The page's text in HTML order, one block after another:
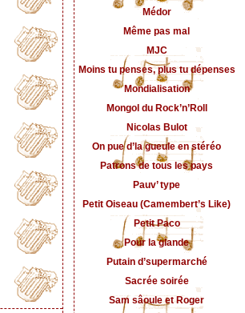
Médor
Même pas mal
MJC
Moins tu penses, plus tu dépenses
Mondialisation
Mongol du Rock’n’Roll
Nicolas Bulot
On pue d’la gueule en stéréo
Patrons de tous les pays
Pauv’ type
Petit Oiseau (Camembert’s Like)
Petit Paco
Pour la glande
Putain d’supermarché
Sacrée soirée
Sam sâoule et Roger